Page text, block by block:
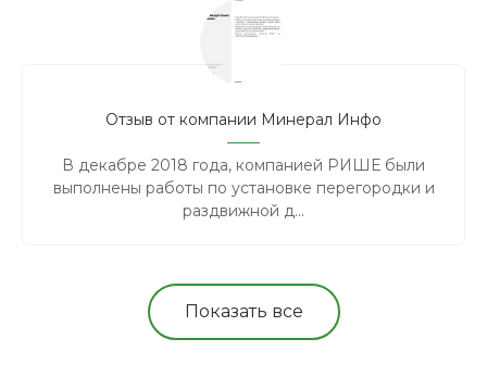
Отзыв от компании Минерал Инфо
В декабре 2018 года, компанией РИШЕ были
выполнены работы по установке перегородки и
раздвижной д...
Показать все